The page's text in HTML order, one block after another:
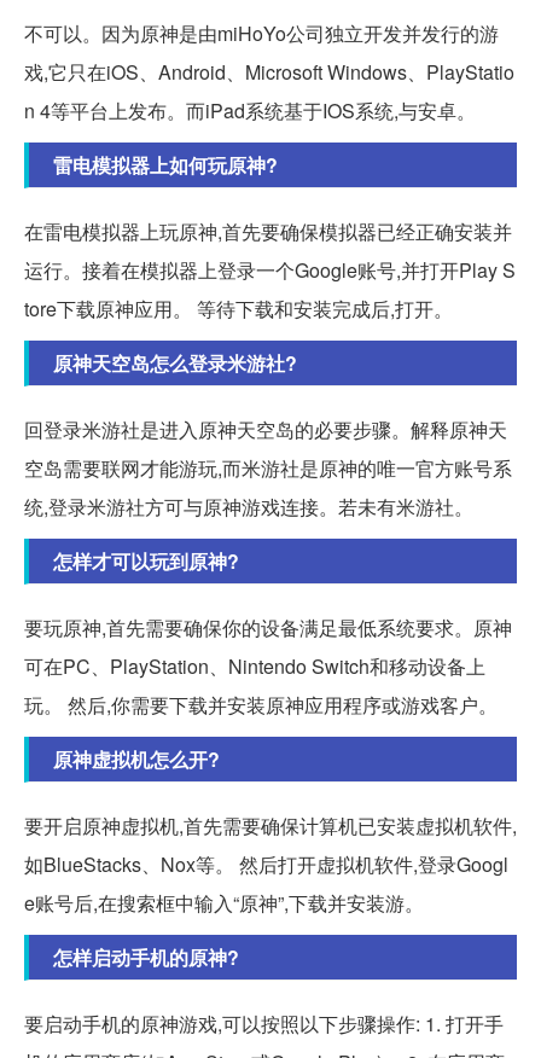
不可以。因为原神是由miHoYo公司独立开发并发行的游
戏,它只在iOS、Android、Microsoft Windows、PlayStatio
n 4等平台上发布。而iPad系统基于IOS系统,与安卓。
雷电模拟器上如何玩原神?
在雷电模拟器上玩原神,首先要确保模拟器已经正确安装并
运行。接着在模拟器上登录一个Google账号,并打开Play S
tore下载原神应用。 等待下载和安装完成后,打开。
原神天空岛怎么登录米游社?
回登录米游社是进入原神天空岛的必要步骤。解释原神天
空岛需要联网才能游玩,而米游社是原神的唯一官方账号系
统,登录米游社方可与原神游戏连接。若未有米游社。
怎样才可以玩到原神?
要玩原神,首先需要确保你的设备满足最低系统要求。原神
可在PC、PlayStation、Nintendo Switch和移动设备上
玩。 然后,你需要下载并安装原神应用程序或游戏客户。
原神虚拟机怎么开?
要开启原神虚拟机,首先需要确保计算机已安装虚拟机软件,
如BlueStacks、Nox等。 然后打开虚拟机软件,登录Googl
e账号后,在搜索框中输入“原神”,下载并安装游。
怎样启动手机的原神?
要启动手机的原神游戏,可以按照以下步骤操作: 1. 打开手